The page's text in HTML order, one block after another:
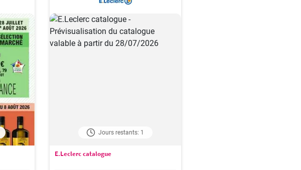
Jours restants: 1
E.Leclerc catalogue